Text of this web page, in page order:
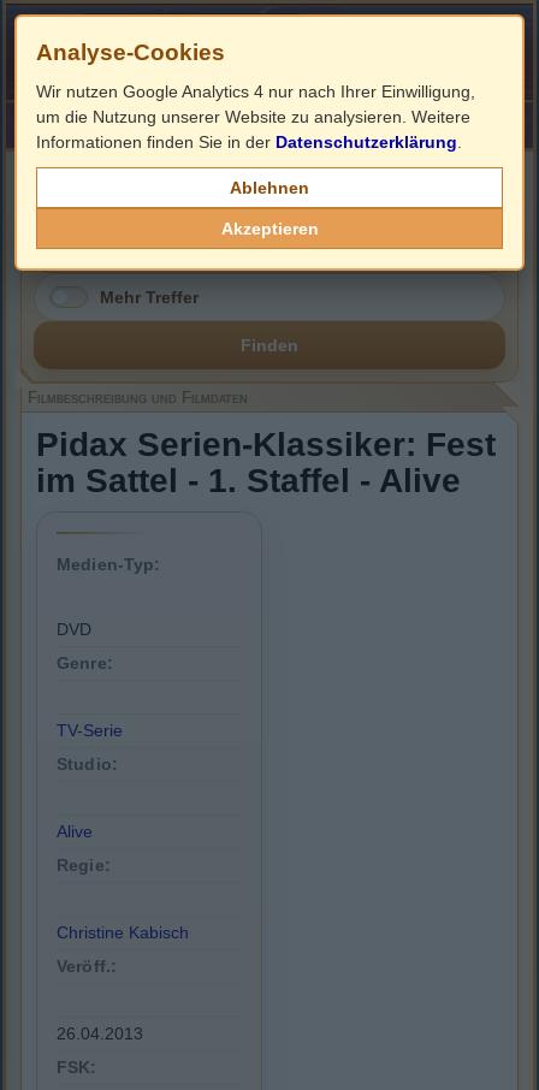
HOME ImpressumLinks
Filmbeschreibung, Cover & DVD Infos
Mehr Treffer
Finden
Filmbeschreibung und Filmdaten
Pidax Serien-Klassiker: Fest
im Sattel - 1. Staffel - Alive
Medien-Typ:
DVD
Genre:
TV-Serie
Studio:
Alive
Regie:
Christine Kabisch
Veröff.:
26.04.2013
FSK:
Analyse-Cookies
Wir nutzen Google Analytics 4 nur nach Ihrer Einwilligung,
um die Nutzung unserer Website zu analysieren. Weitere
Informationen finden Sie in der Datenschutzerklärung
Ablehnen
Akzeptieren